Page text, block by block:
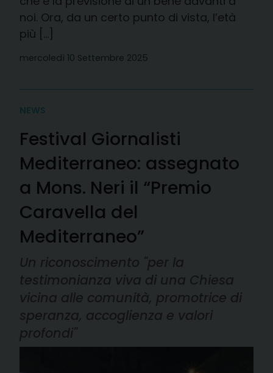
noi. Ora, da un certo punto di vista, l’età
più […]
mercoledì 10 Settembre 2025
NEWS
Festival Giornalisti
Mediterraneo: assegnato
a Mons. Neri il “Premio
Caravella del
Mediterraneo”
Un riconoscimento "per la
testimonianza viva di una Chiesa
vicina alle comunità, promotrice di
speranza, accoglienza e valori
profondi"